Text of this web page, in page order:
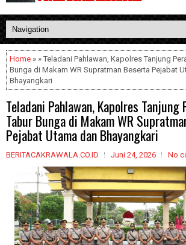
Home » » Teladani Pahlawan, Kapolres Tanjung
Bunga di Makam WR Supratman Beserta Pejabat
Bhayangkari
Teladani Pahlawan, Kapolres Tanjung
Tabur Bunga di Makam WR
Pejabat Utama dan Bhayangkari
BERITACAKRAWALA.CO.ID Juni 24, 2026 No